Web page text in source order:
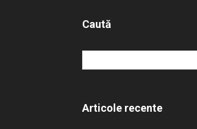
Caută
Articole recente